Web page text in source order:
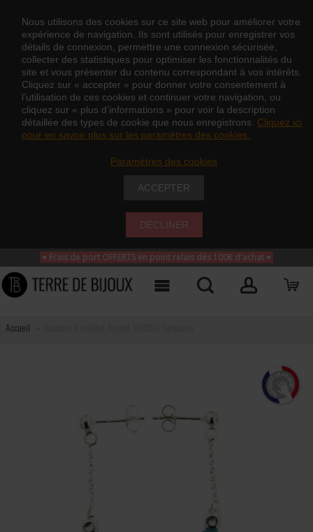
Nous utilisons des cookies sur ce site web pour améliorer votre
expérience de navigation. Ils sont utilisés pour enregistrer vos
détails de connexion, permettre une connexion sécurisée,
collecter des statistiques pour optimiser les fonctionnalités du
site et vous présenter du contenu correspondant à vos intérêts.
Cliquez sur « accepter » pour donner votre consentement à
l’utilisation de ces cookies et continuer votre navigation, ou
cliquez sur « plus d’informations » pour voir la description
détaillée des types de cookie que nous enregistrons. Cliquez ici
pour en savoir plus sur les paramètres des cookies.
Paramètres des cookies
ACCEPTER
DÉCLINER
♥ Frais de port OFFERTS en point relais dès 100€ d'achat ♥
Accueil